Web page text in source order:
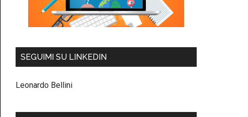
SEGUIMI SU LINKEDIN
Leonardo Bellini